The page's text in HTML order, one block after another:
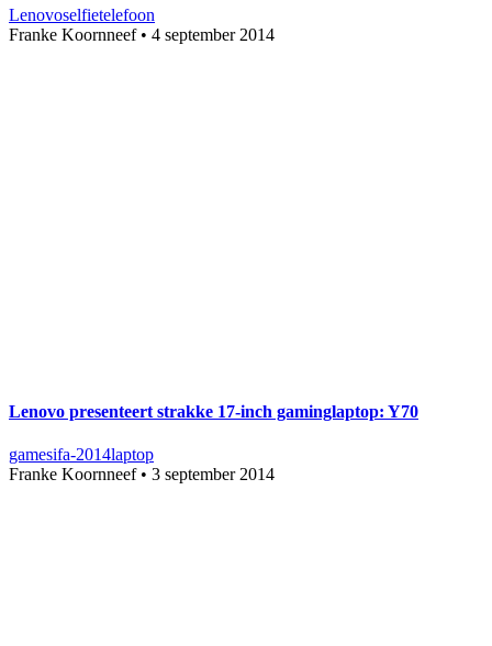
Lenovoselfietelefoon
Franke Koornneef• 4 september 2014
Lenovo presenteert strakke 17-inch gaminglaptop: Y70
gamesifa-2014laptop
Franke Koornneef• 3 september 2014